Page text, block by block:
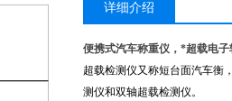
详细介绍
便携式汽车称重仪，*超载电子
超载检测仪又称短台面汽车衡
测仪和双轴超载检测仪。